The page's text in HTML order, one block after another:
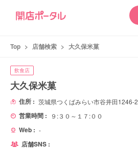
Top > 店舗検索 > 大久保米菓
飲食店
大久保米菓
住所 : 茨城県つくばみらい市谷井田1246-2
営業時間 : ９:３０～１７:００
Web : -
店舗SNS :